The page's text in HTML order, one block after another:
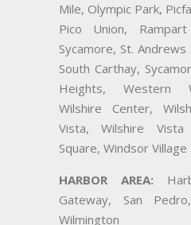
Mile, Olympic Park,
Pico Union,
Sycamore, St. Andrews
South Carthay,
Heights, Western
Wilshire Center,
Vista, Wilshire Vista
Square, Windsor Village
HARBOR AREA:
Gateway, San
Wilmington